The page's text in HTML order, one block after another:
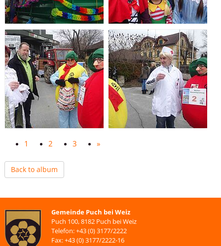
1 2 3 »
Back to album
Gemeinde Puch bei Weiz
Puch 100, 8182 Puch bei Weiz
Telefon: +43 (0) 3177/2222
Fax: +43 (0) 3177/2222-16